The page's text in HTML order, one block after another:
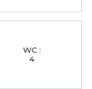
WC :
4